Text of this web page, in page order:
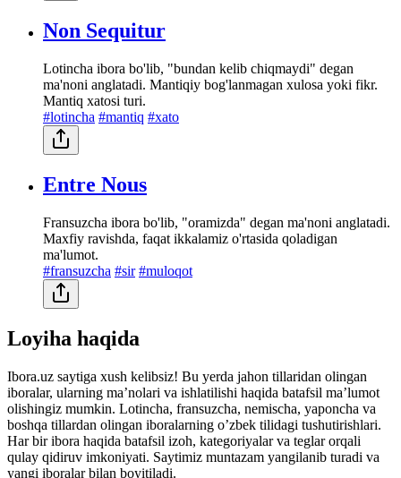
Non Sequitur
Lotincha ibora bo'lib, "bundan kelib chiqmaydi" degan
ma'noni anglatadi. Mantiqiy bog'lanmagan xulosa yoki fikr.
Mantiq xatosi turi.
#lotincha #mantiq #xato
Entre Nous
Fransuzcha ibora bo'lib, "oramizda" degan ma'noni anglatadi.
Maxfiy ravishda, faqat ikkalamiz o'rtasida qoladigan
ma'lumot.
#fransuzcha #sir #muloqot
Loyiha haqida
Ibora.uz saytiga xush kelibsiz! Bu yerda jahon tillaridan olingan
iboralar, ularning maʼnolari va ishlatilishi haqida batafsil maʼlumot
olishingiz mumkin. Lotincha, fransuzcha, nemischa, yaponcha va
boshqa tillardan olingan iboralarning oʼzbek tilidagi tushutirishlari.
Har bir ibora haqida batafsil izoh, kategoriyalar va teglar orqali
qulay qidiruv imkoniyati. Saytimiz muntazam yangilanib turadi va
yangi iboralar bilan boyitiladi.